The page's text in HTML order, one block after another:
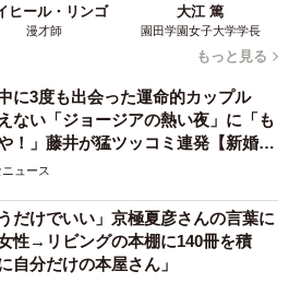
ヒール・リンゴ
漫才師
大江 篤
園田学園女子大学学長
もっと見る
に3度も出会った運命的カップル
ない「ジョージアの熱い夜」に「も
！」藤井が猛ツッコミ連発【新婚さ
ュース
だけでいい」京極夏彦さんの言葉に
性→リビングの本棚に140冊を積
分だけの本屋さん」